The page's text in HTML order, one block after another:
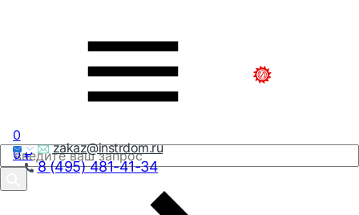
zakaz@instrdom.ru
8 (495) 481-41-34
0
0₽